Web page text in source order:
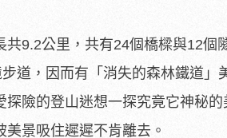
共9.2公里，共有24個橋樑與12個
道，因而有「消失的森林鐵道」
險的登山迷想一探究竟它神秘的
景吸住遲遲不肯離去。